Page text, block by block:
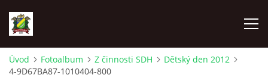
ÚVOD
Úvod Fotoalbum Z činnosti SDH
Dětský den 2012
4-9D67BA87-1010404-800